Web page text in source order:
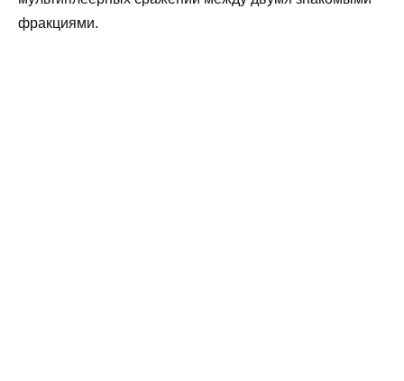
фракциями.